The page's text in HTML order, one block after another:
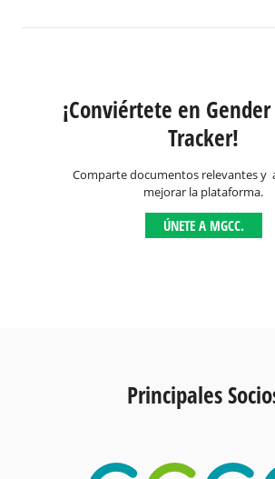
¡Conviértete en
Tracker!
Comparte documentos relevantes y
mejorar la plataforma.
ÚNETE A MGCC.
Principales